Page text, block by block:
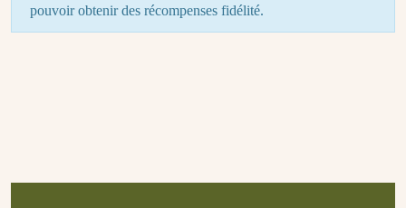
pouvoir obtenir des récompenses fidélité.